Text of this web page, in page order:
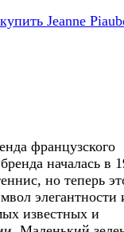
Jeanne
французского
началась в
но теперь
элегантности
известных и